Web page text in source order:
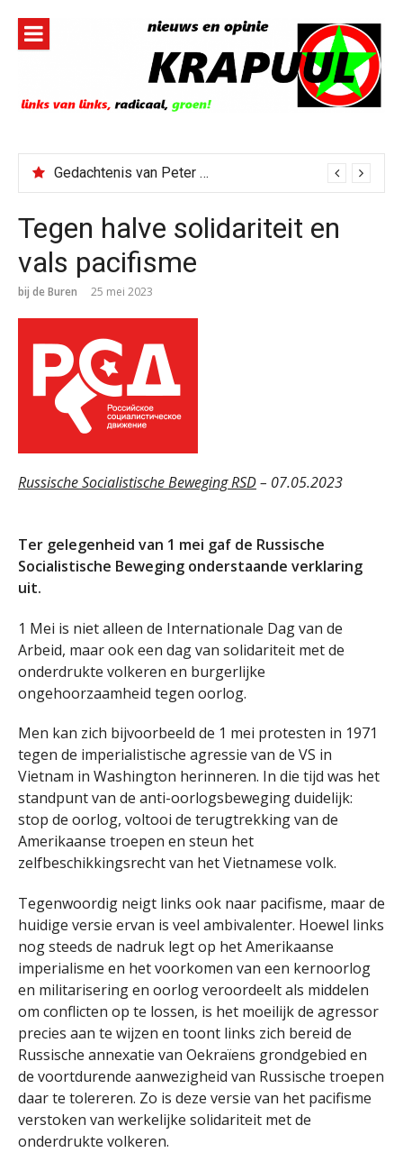
inhoud
Gedachtenis van Peter Faber
Tegen halve solidariteit en
vals pacifisme
bij de Buren 25 mei 2023
Russische Socialistische Beweging RSD– 07.05.2023
Ter gelegenheid van 1 mei gaf de Russische
Socialistische Beweging onderstaande verklaring
uit.
1 Mei is niet alleen de Internationale Dag van de
Arbeid, maar ook een dag van solidariteit met de
onderdrukte volkeren en burgerlijke
ongehoorzaamheid tegen oorlog.
Men kan zich bijvoorbeeld de 1 mei protesten in 1971
tegen de imperialistische agressie van de VS in
Vietnam in Washington herinneren. In die tijd was het
standpunt van de anti-oorlogsbeweging duidelijk:
stop de oorlog, voltooi de terugtrekking van de
Amerikaanse troepen en steun het
zelfbeschikkingsrecht van het Vietnamese volk.
Tegenwoordig neigt links ook naar pacifisme, maar de
huidige versie ervan is veel ambivalenter. Hoewel links
nog steeds de nadruk legt op het Amerikaanse
imperialisme en het voorkomen van een kernoorlog
en militarisering en oorlog veroordeelt als middelen
om conflicten op te lossen, is het moeilijk de agressor
precies aan te wijzen en toont links zich bereid de
Russische annexatie van Oekraïens grondgebied en
de voortdurende aanwezigheid van Russische troepen
daar te tolereren. Zo is deze versie van het pacifisme
verstoken van werkelijke solidariteit met de
onderdrukte volkeren.